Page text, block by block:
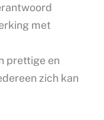
met
prettige en
zich kan